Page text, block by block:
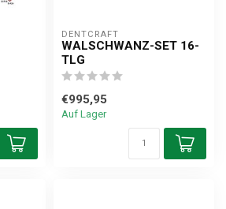
DENTCRAFT
WALSCHWANZ-SET 16-
TLG
€995,95
Auf Lager